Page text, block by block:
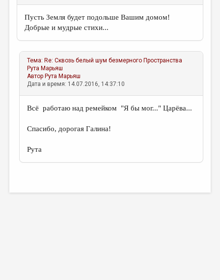
Пусть Земля будет подольше Вашим домом!
Добрые и мудрые стихи...
Тема: Re: Сквозь белый шум безмерного Пространства
Рута Марьяш
Автор Рута Марьяш
Дата и время: 14.07.2016, 14:37:10
Всё работаю над ремейком "Я бы мог..." Царёва...
Спасибо, дорогая Галина!
Рута